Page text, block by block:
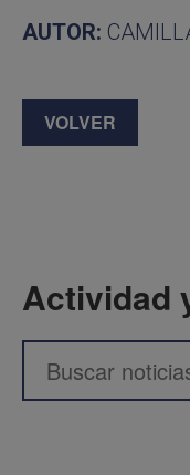
AUTOR:
VOLVER
Actividad